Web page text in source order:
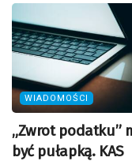
WIADOMOŚCI
„Zwrot podatku”
być pułapką. KAS